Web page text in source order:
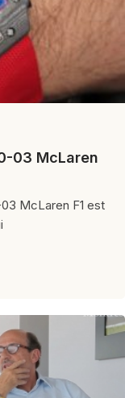
03 McLaren
McLaren F1 est